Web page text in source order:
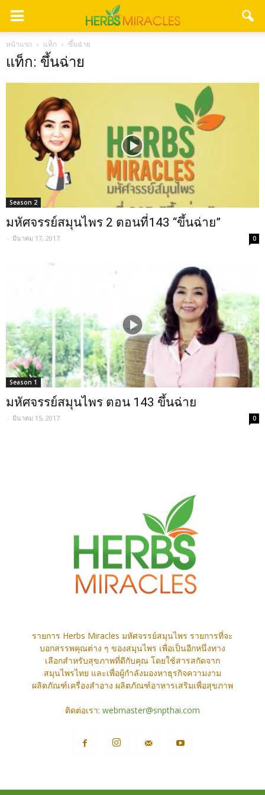
หน้าแรก แท็ก ขึ้นฉ่าย
แท็ก: ขึ้นฉ่าย
Season 2
มหัศจรรย์สมุนไพร 2 ตอนที่143 “ขึ้นฉ่าย”
- มีนาคม 17, 2017 0
Season 1
มหัศจรรย์สมุนไพร ตอน 143 ขึ้นฉ่าย
- มีนาคม 15, 2017 0
รายการ Herbs Miracles มหัศจรรย์สมุนไพร รายการที่จะ
บอกสรรพคุณต่าง ๆ ของสมุนไพร เพื่อเป็นอีกหนึ่งทาง
เลือกสำหรับสุขภาพที่ดีกับคุณ โดยใช้สารสกัดจาก
สมุนไพรไทย และเพื่อผู้กำลังมองหาธุรกิจความงาม
ผลิตภัณฑ์เครื่องสำอาง ผลิตภัณฑ์อาหารเสริมเพื่อสุขภาพ
ติดต่อเรา: webmaster@snpthai.com